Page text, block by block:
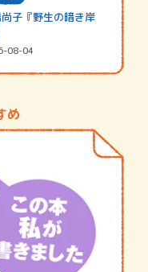
子『野生の暗き岸
08-04
め